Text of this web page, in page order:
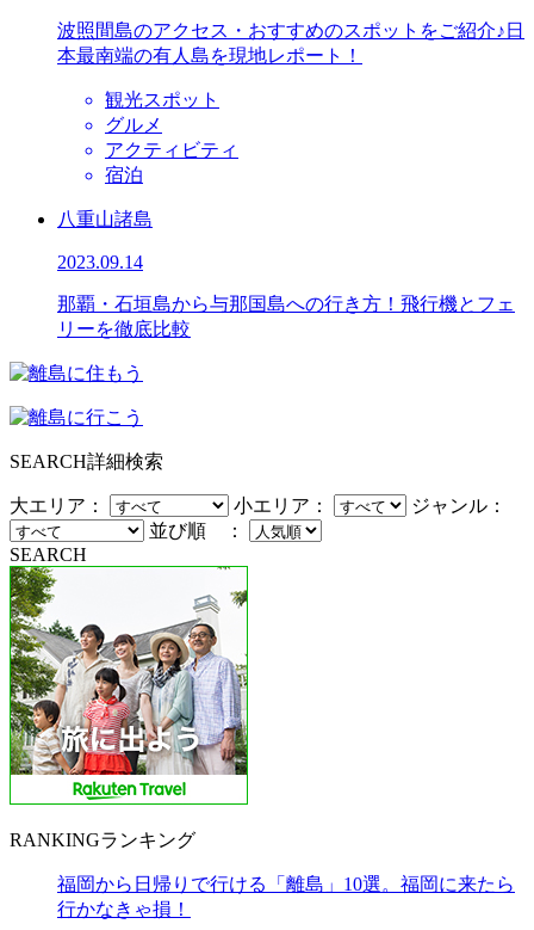
波照間島のアクセス・おすすめのスポットをご紹介♪日
本最南端の有人島を現地レポート！
観光スポット
グルメ
アクティビティ
宿泊
八重山諸島
2023.09.14
那覇・石垣島から与那国島への行き方！飛行機とフェ
リーを徹底比較
SEARCH詳細検索
大エリア： 小エリア：
ジャンル：
並び順 ：
SEARCH
RANKINGランキング
福岡から日帰りで行ける「離島」10選。福岡に来たら
行かなきゃ損！